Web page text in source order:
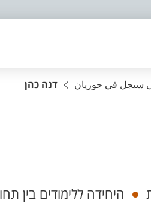
سيجل في جوريان דנה כהן
היחידה ללימודים בין